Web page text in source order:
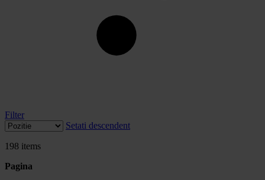
Filter
Setati descendent
198 items
Pagina